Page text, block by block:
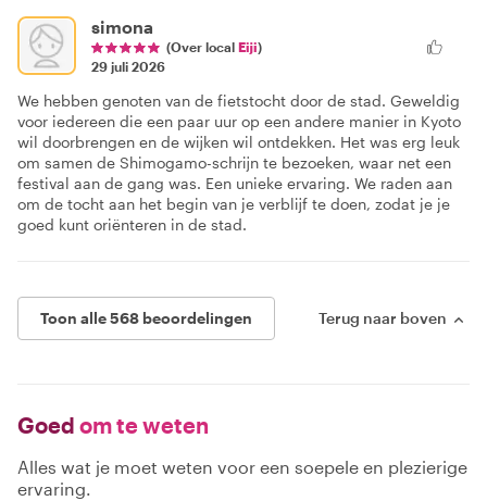
simona
(Over local Eiji)
29 juli 2026
We hebben genoten van de fietstocht door de stad. Geweldig
voor iedereen die een paar uur op een andere manier in Kyoto
wil doorbrengen en de wijken wil ontdekken. Het was erg leuk
om samen de Shimogamo-schrijn te bezoeken, waar net een
festival aan de gang was. Een unieke ervaring. We raden aan
om de tocht aan het begin van je verblijf te doen, zodat je je
goed kunt oriënteren in de stad.
Toon alle 568 beoordelingen Terug naar boven
Goed om te weten
Alles wat je moet weten voor een soepele en plezierige
ervaring.